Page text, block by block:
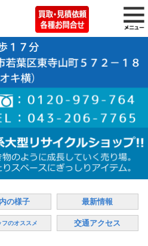
の様子 最新情報
フのオススメ 交通アクセス